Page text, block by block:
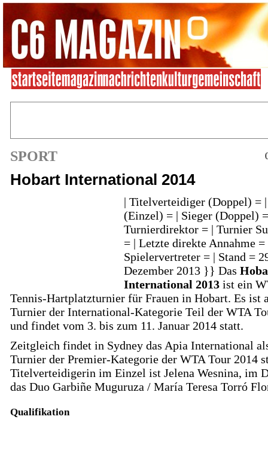
SPORT
Hobart International 2014
| Titelverteidiger (Doppel) =
(Einzel) = | Sieger (Doppel)
Turnierdirektor = | Turnier
= | Letzte direkte Annahme =
Spielervertreter = | Stand =
Dezember 2013 }} Das
International 2013 ist ein
Tennis-Hartplatzturnier für Frauen in Hobart. Es ist
Turnier der International-Kategorie Teil der WTA
und findet vom 3. bis zum 11. Januar 2014 statt.
Zeitgleich findet in Sydney das Apia International
Turnier der Premier-Kategorie der WTA Tour 2014
Titelverteidigerin im Einzel ist Jelena Wesnina, im
das Duo Garbiñe Muguruza / María Teresa Torró
Qualifikation